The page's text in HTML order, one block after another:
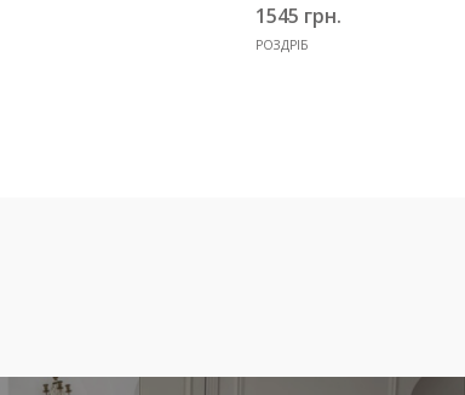
1545 грн.
РОЗДРІБ